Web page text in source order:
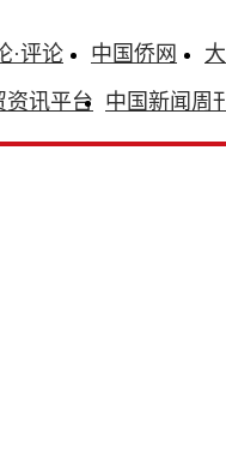
·评论 中国侨网
讯平台 中国新闻周